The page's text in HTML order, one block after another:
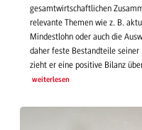
gesamtwirtschaftlichen
relevante Themen wie z. B.
Mindestlohn oder auch die
daher feste Bestandteile
zieht er eine positive Bilanz
weiterlesen